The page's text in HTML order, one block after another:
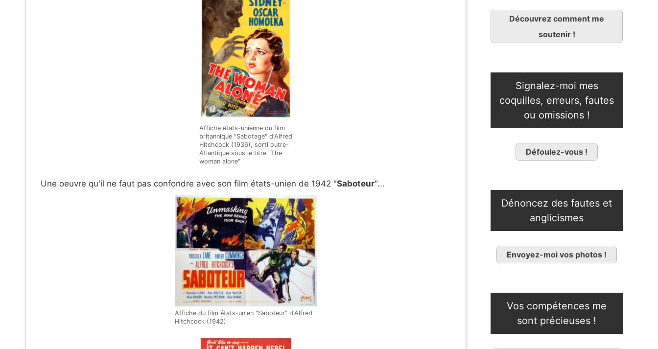
Affiche états-unienne du film
britannique "Sabotage" d'Alfred
Hitchcock (1936), sorti outre-
Atlantique sous le titre "The
woman alone"
Une oeuvre qu'il ne faut pas confondre avec son film états-unien de 1942 "Saboteur"...
Affiche du film états-unien "Saboteur" d'Alfred
Hitchcock (1942)
Découvrez comment me
soutenir !
Signalez-moi mes
coquilles, erreurs, fautes
ou omissions !
Défoulez-vous !
Dénoncez des fautes et
anglicismes
Envoyez-moi vos photos !
Vos compétences me
sont précieuses !